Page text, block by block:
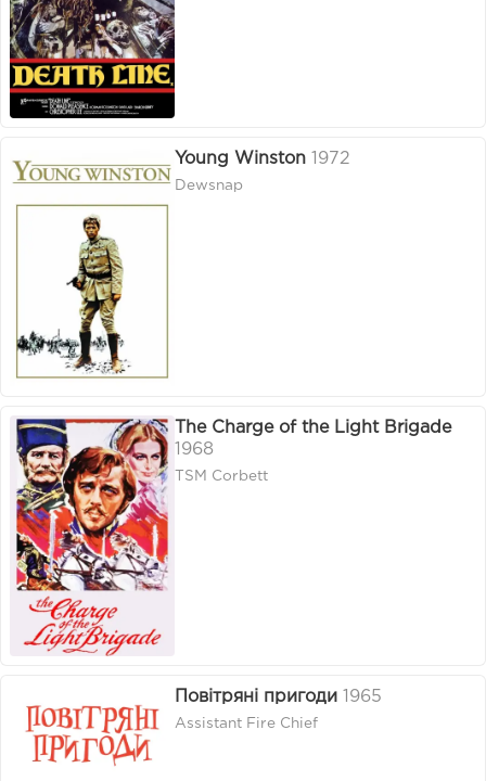
Young Winston 1972
Dewsnap
The Charge of the Light Brigade
1968
TSM Corbett
Повітряні пригоди 1965
Assistant Fire Chief